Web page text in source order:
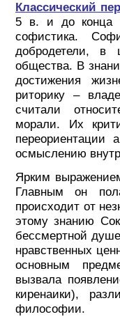
Классический
5 в. и до конца
софистика.
добродетели, в
общества. В
достижения
риторику –
считали
морали. Их
переориентации
осмыслению
Ярким
Главным он
происходит от
этому знанию
бессмертной
нравственных
основным
вызвала
киренаики),
философии.